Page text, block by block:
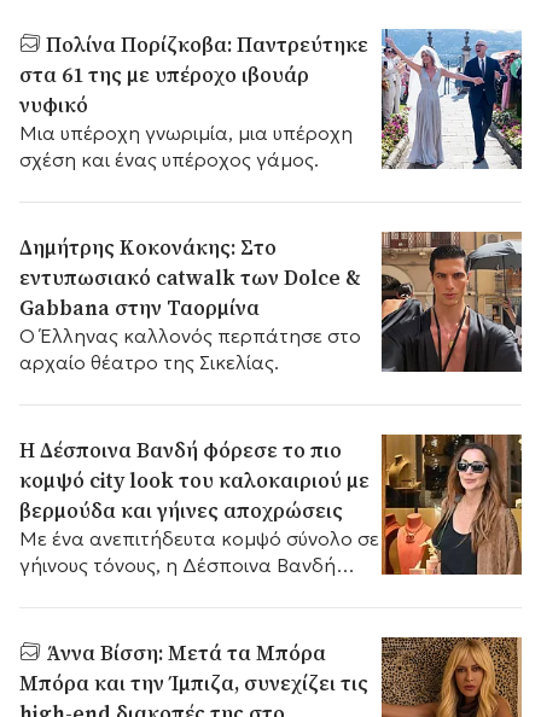
Πολίνα Πορίζκοβα: Παντρεύτηκε
στα 61 της με υπέροχο ιβουάρ
νυφικό
Μια υπέροχη γνωριμία, μια υπέροχη
σχέση και ένας υπέροχος γάμος.
Δημήτρης Κοκονάκης: Στο
εντυπωσιακό catwalk των Dolce &
Gabbana στην Ταορμίνα
Ο Έλληνας καλλονός περπάτησε στο
αρχαίο θέατρο της Σικελίας.
Η Δέσποινα Βανδή φόρεσε το πιο
κομψό city look του καλοκαιριού με
βερμούδα και γήινες αποχρώσεις
Με ένα ανεπιτήδευτα κομψό σύνολο σε
γήινους τόνους, η Δέσποινα Βανδή
Άννα Βίσση: Μετά τα Μπόρα
Μπόρα και την Ίμπιζα, συνεχίζει τις